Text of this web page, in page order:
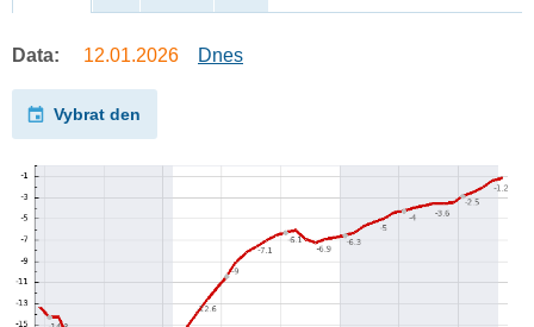
Data: 12.01.2026 Dnes
Vybrat den